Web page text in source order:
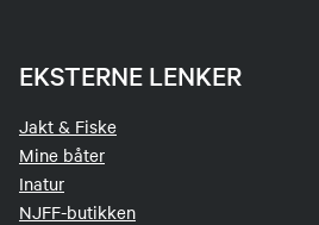
EKSTERNE LENKER
Jakt & Fiske
Mine båter
Inatur
NJFF-butikken